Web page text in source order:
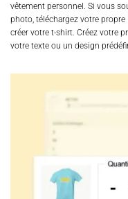
vêtement personnel. Si vous
photo, téléchargez votre
créer votre t-shirt. Créez votre
votre texte ou un design